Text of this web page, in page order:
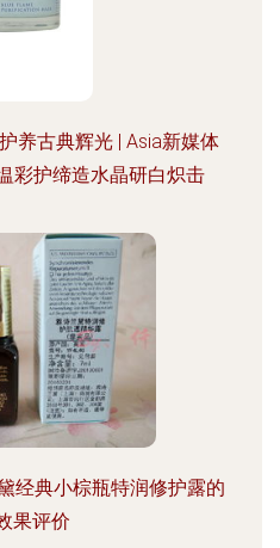
养古典辉光 | Asia新媒体
彩护缔造水晶研白炽击
经典小棕瓶特润修护露的
果评价